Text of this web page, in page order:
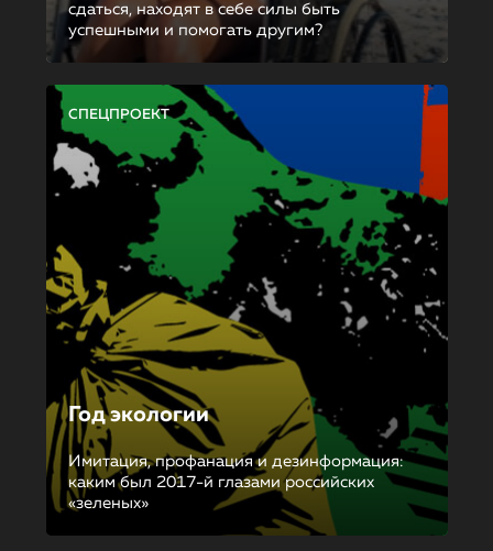
сдаться, находят в себе силы быть
успешными и помогать другим?
СПЕЦПРОЕКТ
Год экологии
Имитация, профанация и дезинформация:
каким был 2017-й глазами российских
«зеленых»